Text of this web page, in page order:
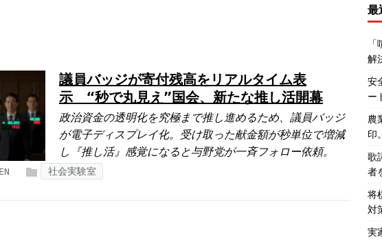
議員バッジが寄付残高をリアルタイム表
示 “秒で丸見え”国会、新たな推し活開幕
政治資金の透明化を究極まで推し進めるため、議員バッジ
が電子ディスプレイ化。受け取った献金額が秒単位で増減
し『推し活』感覚になると与野党が一斉フォロー依頼。
EN 社会実験室
最
解
安
ー
農
印
歌
者
将
対
実